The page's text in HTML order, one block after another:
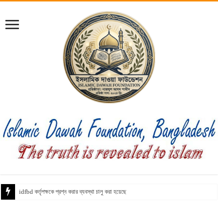
idfbd কর্তৃপক্ষকে প্রশ্ন করার ব্যবস্থা চালু করা হয়েছে